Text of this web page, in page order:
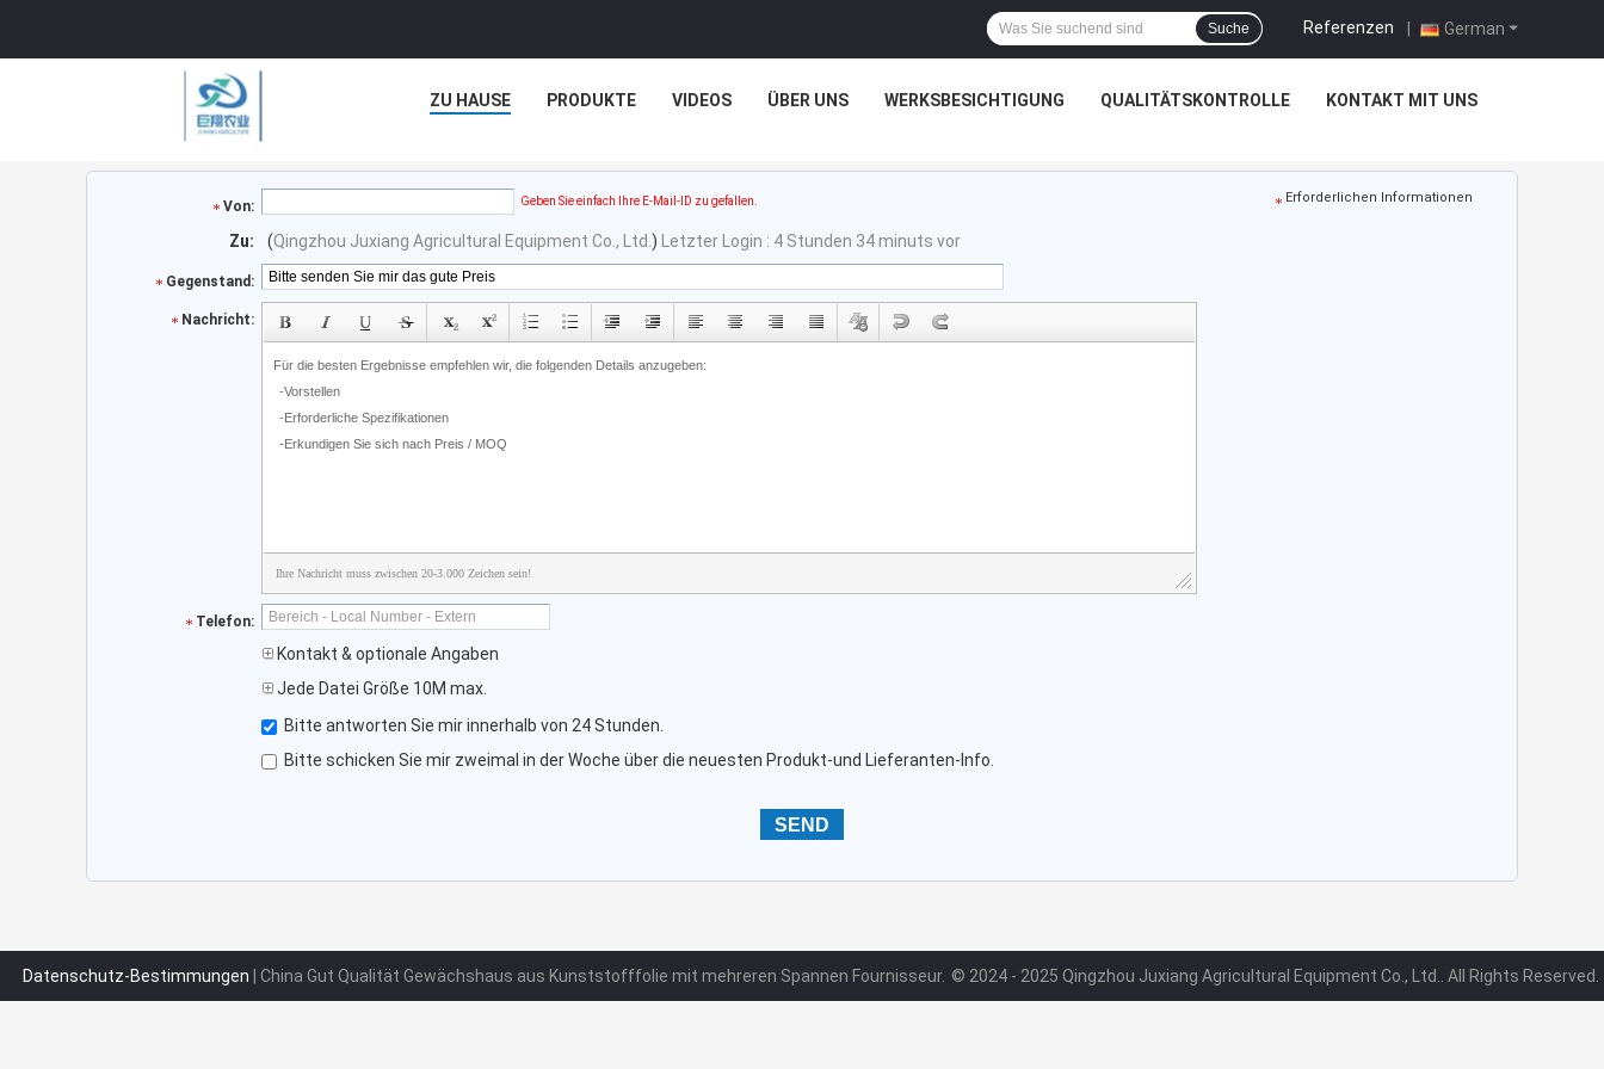
German
Referenzen |
Suche
ZU HAUSE PRODUKTE VIDEOS ÜBER UNS WERKSBESICHTIGUNG QUALITÄTSKONTROLLE KONTAKT MIT UNS
Von: Geben Sie einfach Ihre E-Mail-ID zu gefallen. Erforderlichen Informationen
Zu: (Qingzhou Juxiang Agricultural Equipment Co., Ltd. ) Letzter Login : 4 Stunden 34 minuts vor
Gegenstand:
Nachricht:
Ihre Nachricht muss zwischen 20-3.000 Zeichen sein!
Telefon:
Kontakt & optionale Angaben
Jede Datei Größe 10M max.
Bitte antworten Sie mir innerhalb von 24 Stunden.
Bitte schicken Sie mir zweimal in der Woche über die neuesten Produkt-und Lieferanten-Info.
Datenschutz-Bestimmungen | China Gut Qualität Gewächshaus aus Kunststofffolie mit mehreren Spannen Fournisseur. © 2024 - 2025 Qingzhou Juxiang Agricultural Equipment Co., Ltd.. All Rights Reserved.